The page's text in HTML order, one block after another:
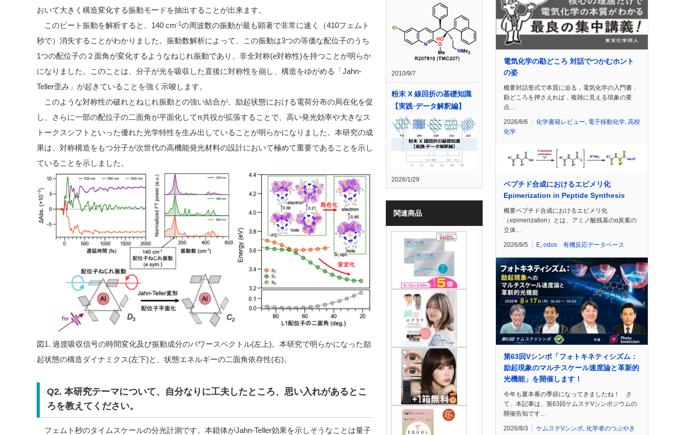
おいて大きく構造変化する振動モードを抽出することが出来ます。
このビート振動を解析すると、140 cm-1の周波数の振動が最も顕著で非常に速く（410フェムト
秒で）消失することがわかりました。振動数解析によって、この振動は3つの等価な配位子のうち
1つの配位子の２面角が変化するようなねじれ振動であり、非全対称(e対称性)を持つことが明らか
になりました。このことは、分子が光を吸収した直後に対称性を崩し、構造をゆがめる「Jahn-
Teller歪み」が起きていることを強く示唆します。
このような対称性の破れとねじれ振動との強い結合が、励起状態における電荷分布の局在化を促
し、さらに一部の配位子の二面角が平面化してπ共役が拡張することで、高い発光効率や大きなス
トークスシフトといった優れた光学特性を生み出していることが明らかになりました。本研究の成
果は、対称構造をもつ分子が次世代の高機能発光材料の設計において極めて重要であることを示し
ていることを示しました。
図1. 過渡吸収信号の時間変化及び振動成分のパワースペクトル(左上)。本研究で明らかになった励
起状態の構造ダイナミクス(左下)と、状態エネルギーの二面角依存性(右)。
Q2. 本研究テーマについて、自分なりに工夫したところ、思い入れがあるとこ
ろを教えてください。
フェムト秒のタイムスケールの分光計測です。本錯体がJahn-Teller効果を示しそうなことは量子
2010/9/7
粉末 X 線回折の基礎知識
【実践·データ解釈編】
2026/1/29
関連商品
電気化学の勘どころ 対話でつかむホント
の姿
概要対話形式で本質に迫る，電気化学の入門書．
勘どころを押さえれば，複雑に見える現象の要
点…
2026/8/6 化学書籍レビュー 電子移動化学 高校
化学
ペプチド合成におけるエピメリ化
Epimerization in Peptide Synthesis
概要ペプチド合成におけるエピメリ化
（epimerization）とは、アミノ酸残基のα炭素の
立体…
2026/8/5 E odos 有機反応データベース
第63回Vシンポ「フォトキネティシズム：
励起現象のマルチスケール速度論と革新的
光機能」を開催します！
今年も夏本番の季節になってきましたね！ さ
て、本記事は、第63回ケムステVシンポジウムの
開催告知です…
2026/8/3 ケムステVシンポ, 化学者のつぶやき